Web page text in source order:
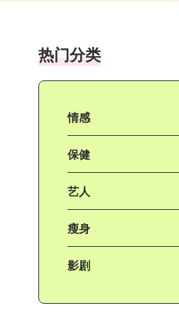
热门分类
情感
保健
艺人
瘦身
影剧